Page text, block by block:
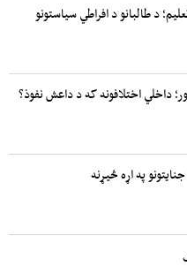
د طالبانو د افراطي سیاستونو
داخلي اختلافونه که د داعش نفوذ؟
په اړه څیړنه